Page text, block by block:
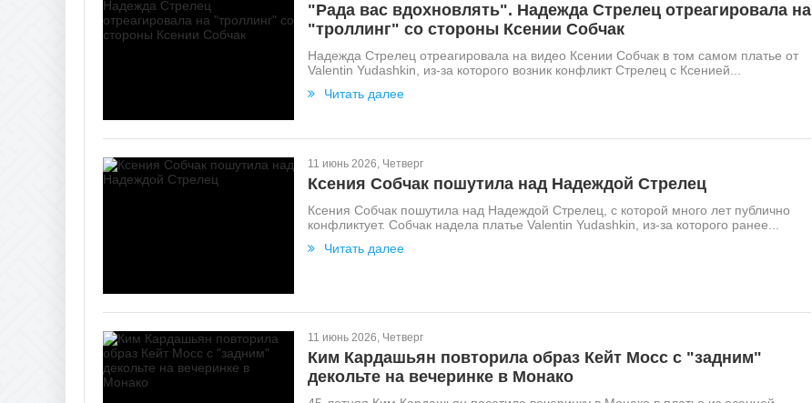
"Рада вас вдохновлять". Надежда Стрелец отреагировала на
"троллинг" со стороны Ксении Собчак
Надежда Стрелец отреагировала на видео Ксении Собчак в том самом платье от
Valentin Yudashkin, из-за которого возник конфликт Стрелец с Ксенией...
Читать далее
11 июнь 2026, Четверг
Ксения Собчак пошутила над Надеждой Стрелец
Ксения Собчак пошутила над Надеждой Стрелец, с которой много лет публично
конфликтует. Собчак надела платье Valentin Yudashkin, из-за которого ранее...
Читать далее
11 июнь 2026, Четверг
Ким Кардашьян повторила образ Кейт Мосс с "задним"
декольте на вечеринке в Монако